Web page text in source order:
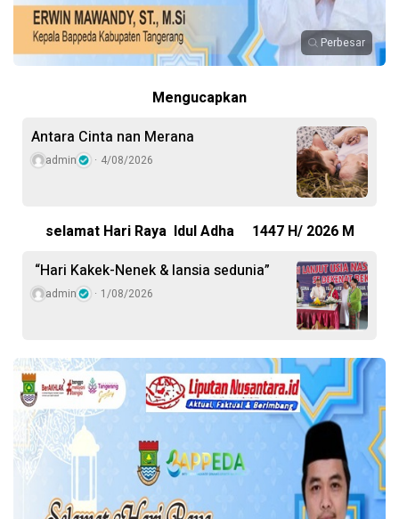
Perbesar
Mengucapkan
Antara Cinta nan Merana
admin 4/08/2026
selamat Hari Raya Idul Adha 1447 H/ 2026 M
“Hari Kakek-Nenek & lansia sedunia”
admin 1/08/2026